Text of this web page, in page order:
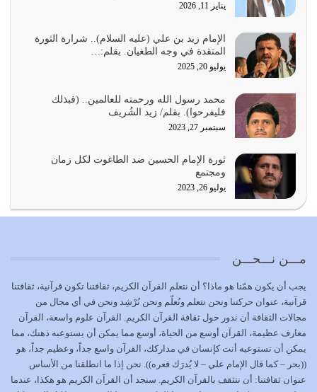
بحبل الله جميعاً وليس كل…
يوليو 22, 2026
يشاء ويذل من يشاء
يوليو 21, 2026
كل زمان…
يوليو 19, 2026
الوظيفة عبارة عن مسؤولية يجب النهوض بها كما ينبغي لكي
وَالْمُنْفِقِينَ…
يوليو 17, 2026
الاعتصام بحبل الله أمر إلهي للمؤمنين وهو بمثابة سبب بينهم
وبين الله يترتب عليه النصر…
يوليو 16, 2026
يناير 11, 2026
الإمام زيد بن علي (عليه السلام).. شرارة الثورة
المتقدة في وجه الطغيان. بقلم:…
يوليو 20, 2025
محمد رسول الله ورحمته للعالمين.. (فبذلك
فليفرحوا). بقلم/ زيد الشُريف
سبتمبر 27, 2023
ثورة الإمام الحسين ضد الطاغوت لكل زمان
ومجتمع
يوليو 26, 2023
مـــن نـــحـــن
يجب أن يكون همّنا هو ماذا؟ أن نتعلم القرآن الكريم، ثقافتنا تكون قرآنية، ثقافتنا
قرآنية، عنوان حركتنا ونحن نتعلم ونُعلّم ونحن نُرْشِد ونحن في أي مجال من
مجالات الثقافة أن ندور حول ثقافة القرآن الكريم. القرآن علوم واسعة، القرآن
معارف عظيمة، القرآن أوسع من الحياة، أوسع مما يمكن أن يستوعبه ذهنك، مما
يمكن أن تستوعبه أنت كإنسان في مداركك، القرآن واسع جداً، وعظيم جداً، هو
((بحر – كما قال الإمام علي – لا يُدرَك قعره)). نحن إذا ما انطلقنا من الأساس
عنوان ثقافتنا: أن نتثقف بالقرآن الكريم. سنجد أن القرآن الكريم هو هكذا، عندما